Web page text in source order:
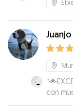
Juanjo
“
con
fotos y